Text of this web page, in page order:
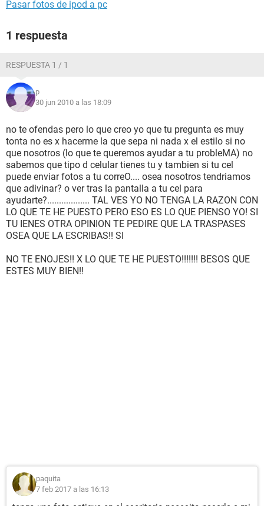
Pasar fotos de ipod a pc
1 respuesta
RESPUESTA 1 / 1
p
30 jun 2010 a las 18:09
no te ofendas pero lo que creo yo que tu pregunta es muy
tonta no es x hacerme la que sepa ni nada x el estilo si no
que nosotros (lo que te queremos ayudar a tu probleMA) no
sabemos que tipo d celular tienes tu y tambien si tu cel
puede enviar fotos a tu correO.... osea nosotros tendriamos
que adivinar? o ver tras la pantalla a tu cel para
ayudarte?.................. TAL VES YO NO TENGA LA RAZON CON
LO QUE TE HE PUESTO PERO ESO ES LO QUE PIENSO YO! SI
TU IENES OTRA OPINION TE PEDIRE QUE LA TRASPASES
OSEA QUE LA ESCRIBAS!! SI
NO TE ENOJES!! X LO QUE TE HE PUESTO!!!!!!! BESOS QUE
ESTES MUY BIEN!!
paquita
7 feb 2017 a las 16:13